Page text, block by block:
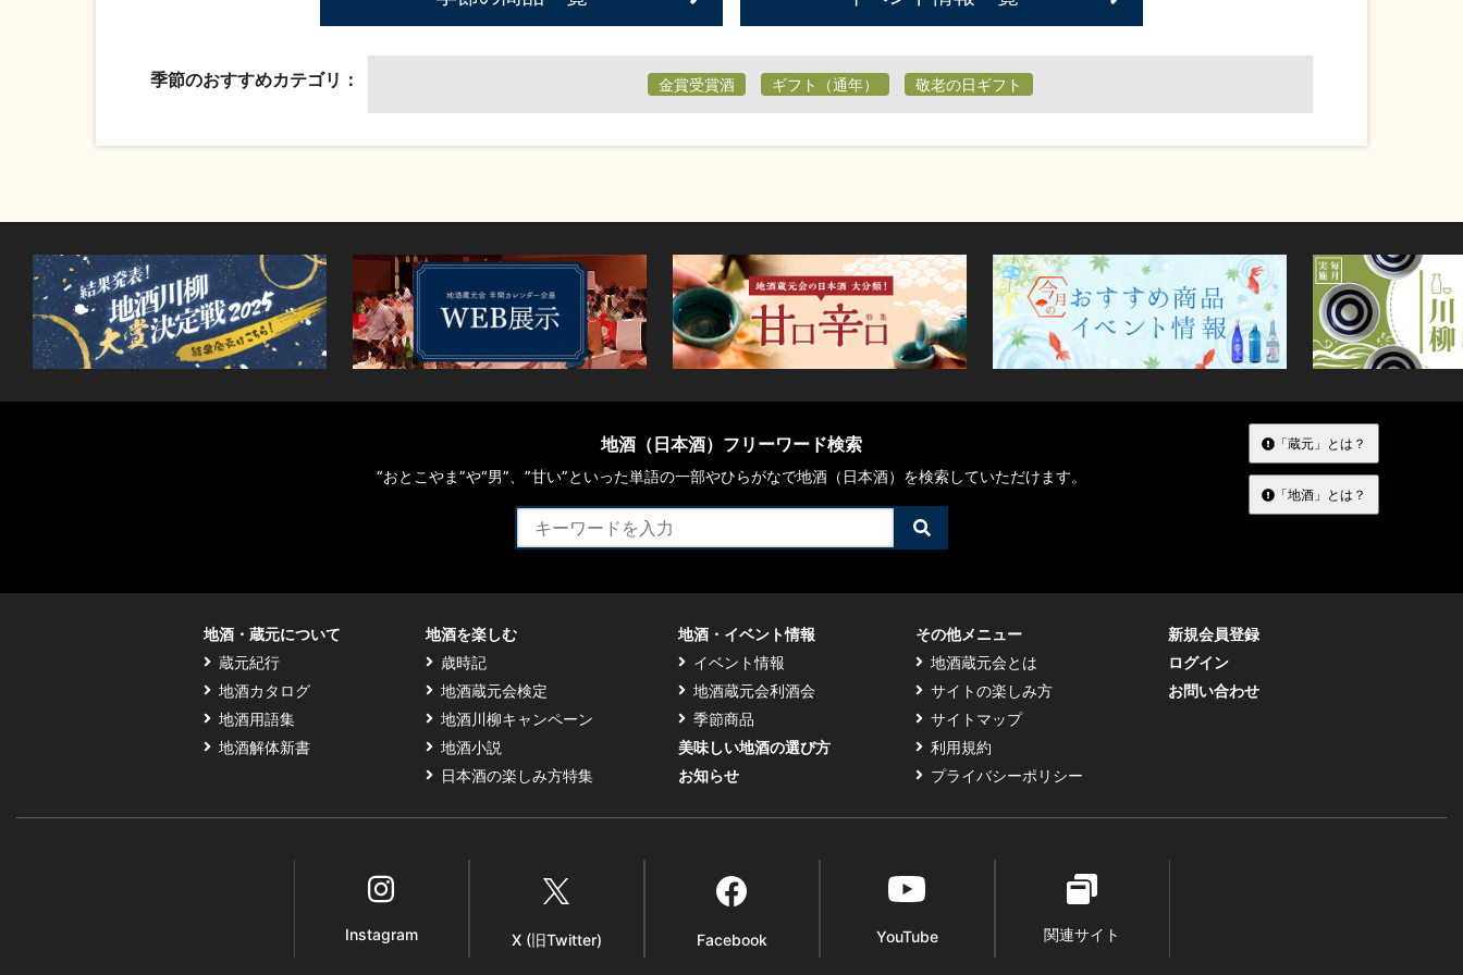
季節のおすすめカテゴリ： 金賞受賞酒 ギフト（通年） 敬老の日ギフト
地酒（日本酒）フリーワード検索
“おとこやま”や“男”、”甘い”といった単語の一部やひらがなで地酒（日本酒）を検索していただけます。
検
索
「蔵元」とは？
「地酒」とは？
地酒・蔵元について
蔵元紀行
地酒カタログ
地酒用語集
地酒解体新書
地酒を楽しむ
歳時記
地酒蔵元会検定
地酒川柳キャンペーン
地酒小説
日本酒の楽しみ方特集
地酒・イベント情報
イベント情報
地酒蔵元会利酒会
季節商品
美味しい地酒の選び方
お知らせ
その他メニュー
地酒蔵元会とは
サイトの楽しみ方
サイトマップ
利用規約
プライバシーポリシー
新規会員登録
ログイン
お問い合わせ
Instagram X (旧Twitter) Facebook YouTube 関連サイト